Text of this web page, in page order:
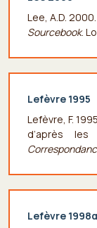
Lee, A.D.
Sourcebook.
Lefèvre 1995
Lefèvre, F.
d’après les
Lefèvre 1998α